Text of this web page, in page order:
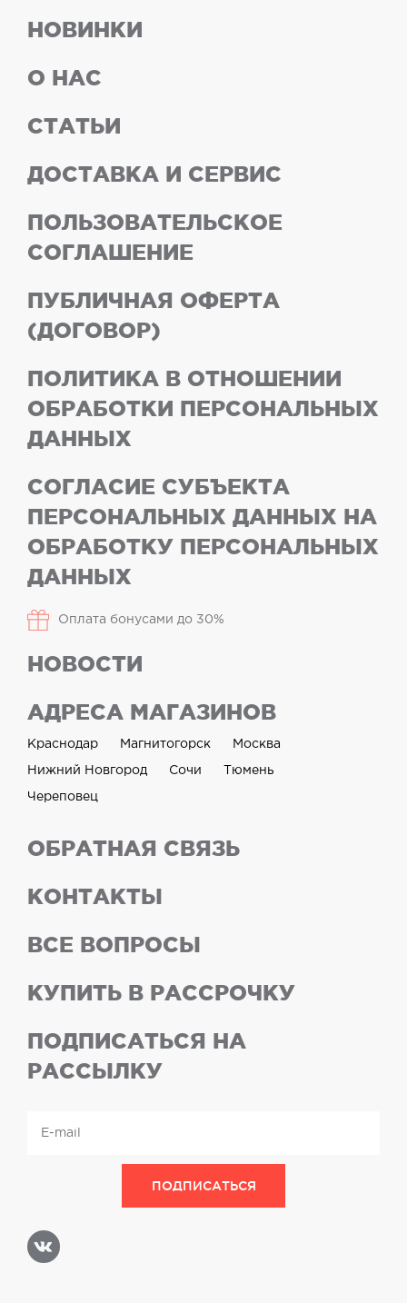
НОВИНКИ
О НАС
СТАТЬИ
ДОСТАВКА И СЕРВИС
ПОЛЬЗОВАТЕЛЬСКОЕ
СОГЛАШЕНИЕ
ПУБЛИЧНАЯ ОФЕРТА
(ДОГОВОР)
ПОЛИТИКА В ОТНОШЕНИИ
ОБРАБОТКИ ПЕРСОНАЛЬНЫХ
ДАННЫХ
СОГЛАСИЕ СУБЪЕКТА
ПЕРСОНАЛЬНЫХ ДАННЫХ НА
ОБРАБОТКУ ПЕРСОНАЛЬНЫХ
ДАННЫХ
Оплата бонусами до 30%
НОВОСТИ
АДРЕСА МАГАЗИНОВ
Краснодар Магнитогорск Москва
Нижний Новгород Сочи Тюмень
Череповец
ОБРАТНАЯ СВЯЗЬ
КОНТАКТЫ
ВСЕ ВОПРОСЫ
КУПИТЬ В РАССРОЧКУ
ПОДПИСАТЬСЯ НА
РАССЫЛКУ